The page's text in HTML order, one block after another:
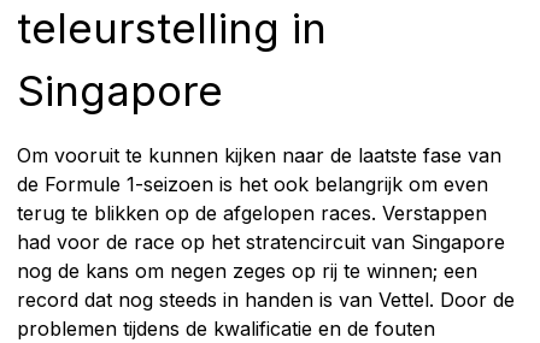
teleurstelling in
Singapore
Om vooruit te kunnen kijken naar de laatste fase van
de Formule 1-seizoen is het ook belangrijk om even
terug te blikken op de afgelopen races. Verstappen
had voor de race op het stratencircuit van Singapore
nog de kans om negen zeges op rij te winnen; een
record dat nog steeds in handen is van Vettel. Door de
problemen tijdens de kwalificatie en de fouten